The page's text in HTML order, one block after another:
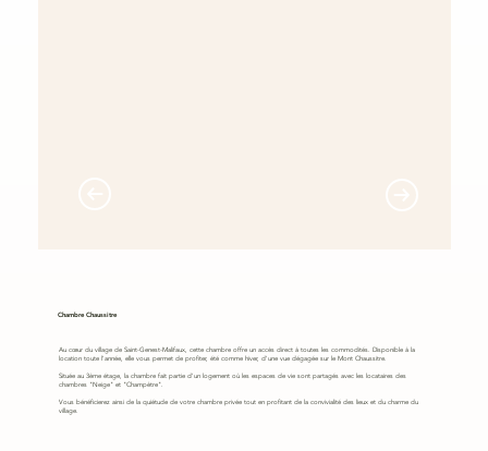
Chambre Chaussitre
Au cœur du village de Saint-Genest-Malifaux, cette chambre offre un accès direct à toutes les commodités. Disponible à la
location toute l'année, elle vous permet de profiter, été comme hiver, d'une vue dégagée sur le Mont Chaussitre.
Située au 3ème étage, la chambre fait partie d'un logement où les espaces de vie sont partagés avec les locataires des
chambres "Neige" et "Champètre".
Vous bénéficierez ainsi de la quiétude de votre chambre privée tout en profitant de la convivialité des lieux et du charme du
village.